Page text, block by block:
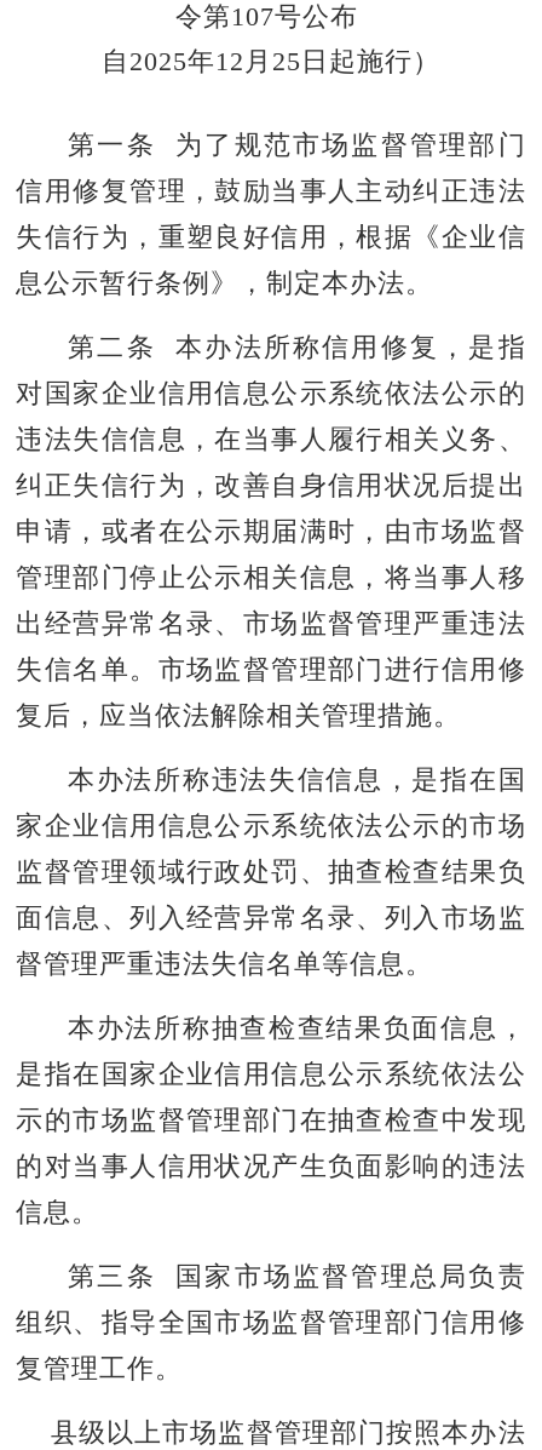
令第107号公布
自2025年12月25日起施行）
第一条 为了规范市场监督管理部门
信用修复管理，鼓励当事人主动纠正违法
失信行为，重塑良好信用，根据《企业信
息公示暂行条例》，制定本办法。
第二条 本办法所称信用修复，是指
对国家企业信用信息公示系统依法公示的
违法失信信息，在当事人履行相关义务、
纠正失信行为，改善自身信用状况后提出
申请，或者在公示期届满时，由市场监督
管理部门停止公示相关信息，将当事人移
出经营异常名录、市场监督管理严重违法
失信名单。市场监督管理部门进行信用修
复后，应当依法解除相关管理措施。
本办法所称违法失信信息，是指在国
家企业信用信息公示系统依法公示的市场
监督管理领域行政处罚、抽查检查结果负
面信息、列入经营异常名录、列入市场监
督管理严重违法失信名单等信息。
本办法所称抽查检查结果负面信息，
是指在国家企业信用信息公示系统依法公
示的市场监督管理部门在抽查检查中发现
的对当事人信用状况产生负面影响的违法
信息。
第三条 国家市场监督管理总局负责
组织、指导全国市场监督管理部门信用修
复管理工作。
县级以上市场监督管理部门按照本办法